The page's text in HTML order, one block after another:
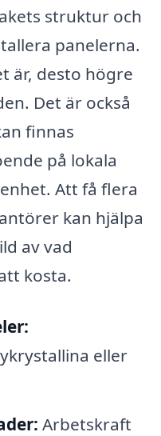
struktur och
panelerna.
är, desto högre
Det är också
finnas
på lokala
Att få flera
kan hjälpa
av vad
kosta.
eller
Arbetskraft